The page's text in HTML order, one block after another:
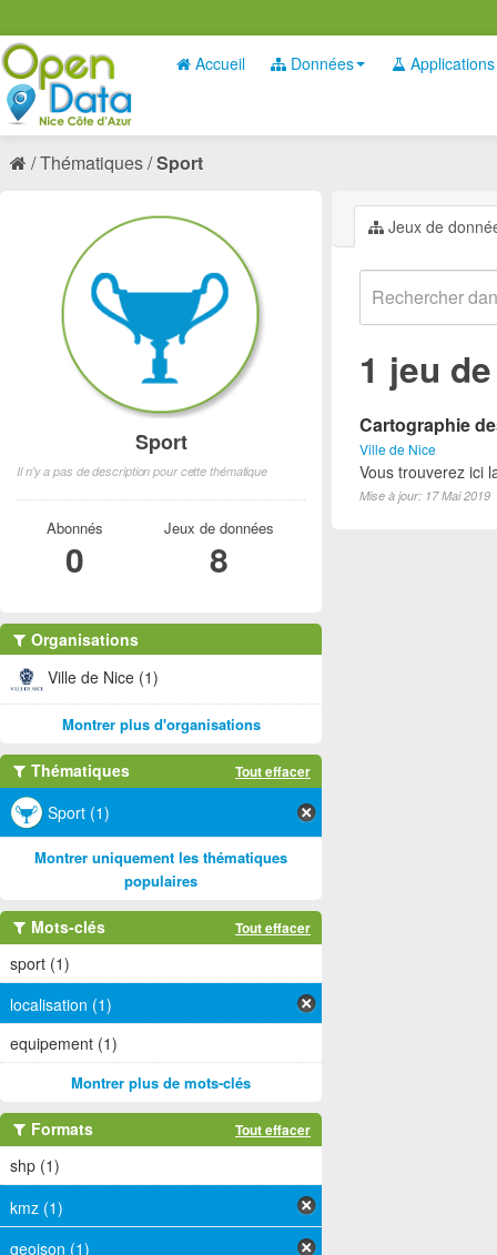
Accueil Données Applications
Thématiques Sport
Jeux de
1 jeu
Cartographie
Ville de Nice
Vous trouverez ici
Mise à jour: 17 Mai 2019
Sport
Il n'y a pas de description pour cette thématique
Abonnés
0
Jeux de données
8
Organisations
Ville de Nice (1)
Montrer plus d'organisations
Thématiques Tout effacer
Sport (1)
Montrer uniquement les thématiques
populaires
Mots-clés Tout effacer
sport (1)
localisation (1)
equipement (1)
Montrer plus de mots-clés
Formats Tout effacer
shp (1)
kmz (1)
geojson (1)